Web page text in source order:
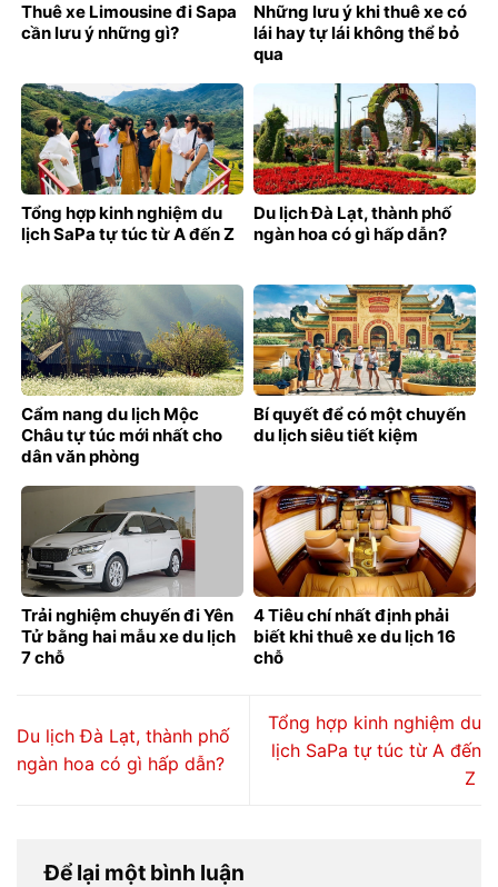
Thuê xe Limousine đi Sapa
cần lưu ý những gì?
Những lưu ý khi thuê xe có
lái hay tự lái không thể bỏ
qua
Tổng hợp kinh nghiệm du
lịch SaPa tự túc từ A đến Z
Du lịch Đà Lạt, thành phố
ngàn hoa có gì hấp dẫn?
Cẩm nang du lịch Mộc
Châu tự túc mới nhất cho
dân văn phòng
Bí quyết để có một chuyến
du lịch siêu tiết kiệm
Trải nghiệm chuyến đi Yên
Tử bằng hai mẫu xe du lịch
7 chỗ
4 Tiêu chí nhất định phải
biết khi thuê xe du lịch 16
chỗ
Du lịch Đà Lạt, thành phố
ngàn hoa có gì hấp dẫn?
Tổng hợp kinh nghiệm du
lịch SaPa tự túc từ A đến
Z
Để lại một bình luận